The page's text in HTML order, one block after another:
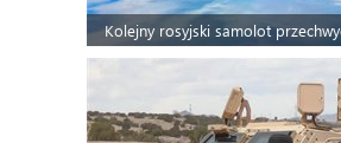
Kolejny rosyjski samolot